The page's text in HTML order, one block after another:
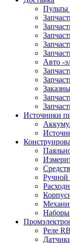
Авто -
Источники
Ручной
Наборы
Реле